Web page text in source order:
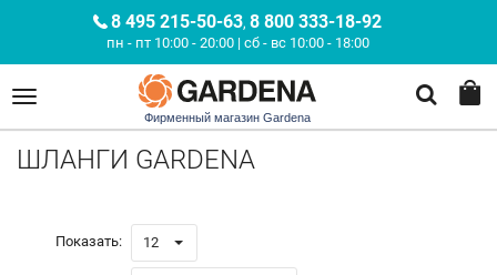
8 495 215-50-63, 8 800 333-18-92
пн - пт 10:00 - 20:00 | сб - вс 10:00 - 18:00
Фирменный магазин Gardena
ШЛАНГИ GARDENA
Показать: 12